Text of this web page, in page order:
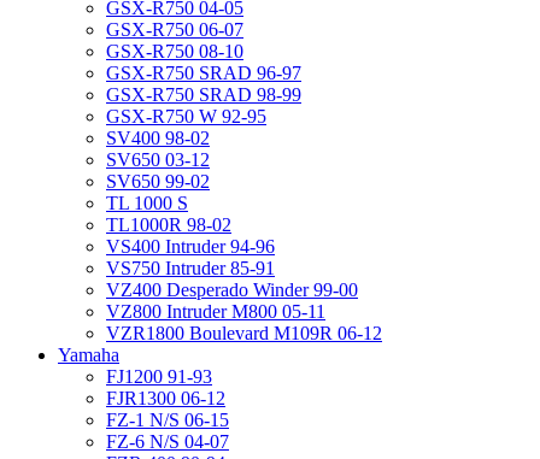
GSX-R750 04-05
GSX-R750 06-07
GSX-R750 08-10
GSX-R750 SRAD 96-97
GSX-R750 SRAD 98-99
GSX-R750 W 92-95
SV400 98-02
SV650 03-12
SV650 99-02
TL 1000 S
TL1000R 98-02
VS400 Intruder 94-96
VS750 Intruder 85-91
VZ400 Desperado Winder 99-00
VZ800 Intruder M800 05-11
VZR1800 Boulevard M109R 06-12
Yamaha
FJ1200 91-93
FJR1300 06-12
FZ-1 N/S 06-15
FZ-6 N/S 04-07